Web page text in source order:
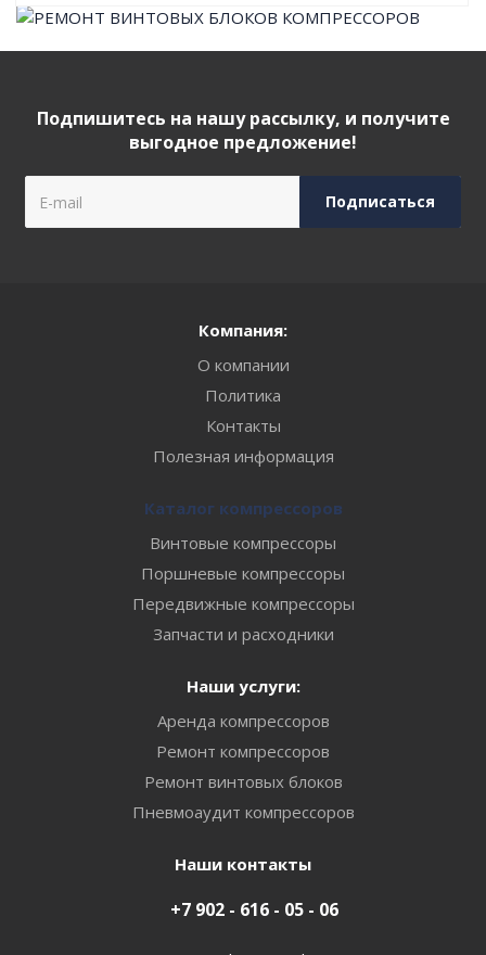
Подпишитесь на нашу рассылку, и получите
выгодное предложение!
Компания:
О компании
Политика
Контакты
Полезная информация
Каталог компрессоров
Винтовые компрессоры
Поршневые компрессоры
Передвижные компрессоры
Запчасти и расходники
Наши услуги:
Аренда компрессоров
Ремонт компрессоров
Ремонт винтовых блоков
Пневмоаудит компрессоров
Наши контакты
+7 902 - 616 - 05 - 06